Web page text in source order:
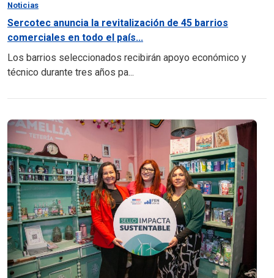
Noticias
Sercotec anuncia la revitalización de 45 barrios
comerciales en todo el país...
Los barrios seleccionados recibirán apoyo económico y
técnico durante tres años pa...